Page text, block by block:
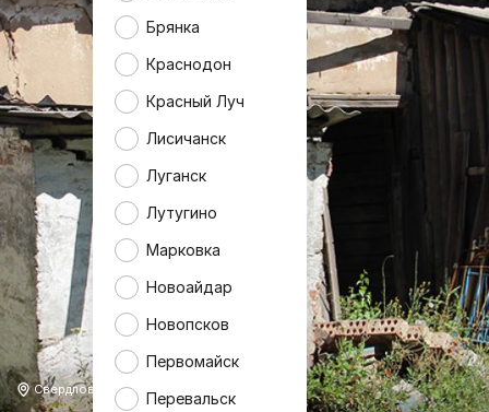
Брянка
Краснодон
Красный Луч
Лисичанск
Луганск
Лутугино
Марковка
Новоайдар
Новопсков
Первомайск
Перевальск
Свердловск